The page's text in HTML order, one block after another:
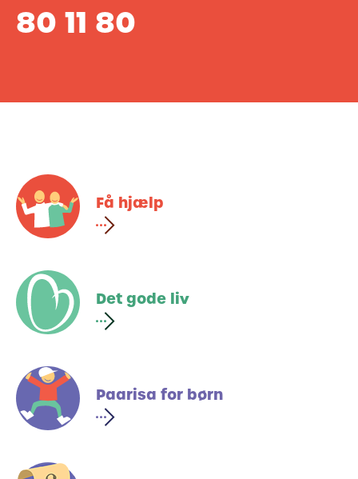
80 11 80
Få hjælp
Det gode liv
Paarisa for børn